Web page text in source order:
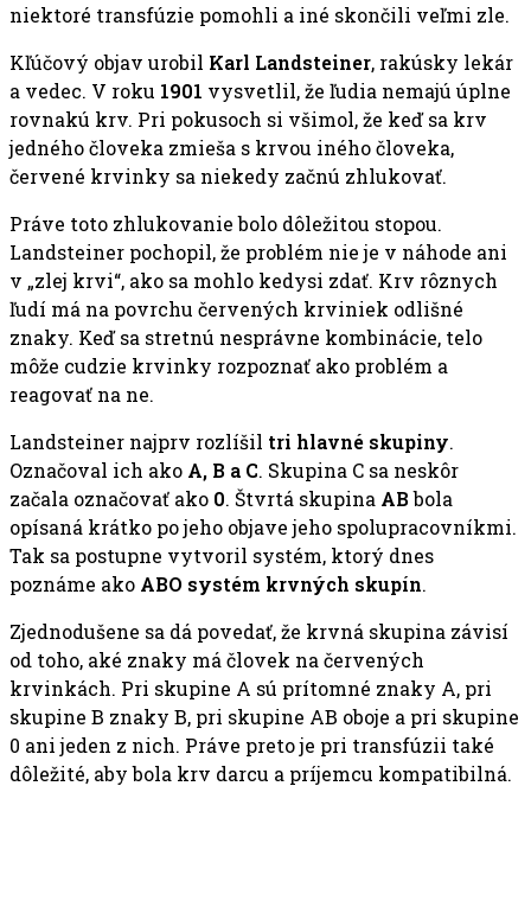
niektoré transfúzie pomohli a iné skončili veľmi zle.
Kľúčový objav urobil Karl Landsteiner, rakúsky lekár
a vedec. V roku 1901 vysvetlil, že ľudia nemajú úplne
rovnakú krv. Pri pokusoch si všimol, že keď sa krv
jedného človeka zmieša s krvou iného človeka,
červené krvinky sa niekedy začnú zhlukovať.
Práve toto zhlukovanie bolo dôležitou stopou.
Landsteiner pochopil, že problém nie je v náhode ani
v „zlej krvi“, ako sa mohlo kedysi zdať. Krv rôznych
ľudí má na povrchu červených krviniek odlišné
znaky. Keď sa stretnú nesprávne kombinácie, telo
môže cudzie krvinky rozpoznať ako problém a
reagovať na ne.
Landsteiner najprv rozlíšil tri hlavné skupiny.
Označoval ich ako A, B a C. Skupina C sa neskôr
začala označovať ako 0. Štvrtá skupina ABbola
opísaná krátko po jeho objave jeho spolupracovníkmi.
Tak sa postupne vytvoril systém, ktorý dnes
poznáme ako ABO systém krvných skupín.
Zjednodušene sa dá povedať, že krvná skupina závisí
od toho, aké znaky má človek na červených
krvinkách. Pri skupine A sú prítomné znaky A, pri
skupine B znaky B, pri skupine AB oboje a pri skupine
0 ani jeden z nich. Práve preto je pri transfúzii také
dôležité, aby bola krv darcu a príjemcu kompatibilná.